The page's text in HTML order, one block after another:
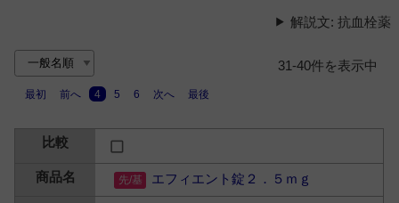
解説文: 抗血栓薬
31-40件を表示中
最初 前へ 4 5 6 次へ 最後
エフィエント錠２．５ｍｇ